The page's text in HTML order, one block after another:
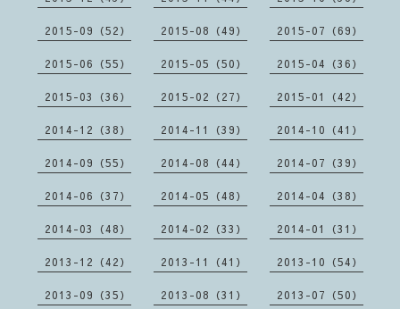
2015-09（52） 2015-08（49） 2015-07（69）
2015-06（55） 2015-05（50） 2015-04（36）
2015-03（36） 2015-02（27） 2015-01（42）
2014-12（38） 2014-11（39） 2014-10（41）
2014-09（55） 2014-08（44） 2014-07（39）
2014-06（37） 2014-05（48） 2014-04（38）
2014-03（48） 2014-02（33） 2014-01（31）
2013-12（42） 2013-11（41） 2013-10（54）
2013-09（35） 2013-08（31） 2013-07（50）